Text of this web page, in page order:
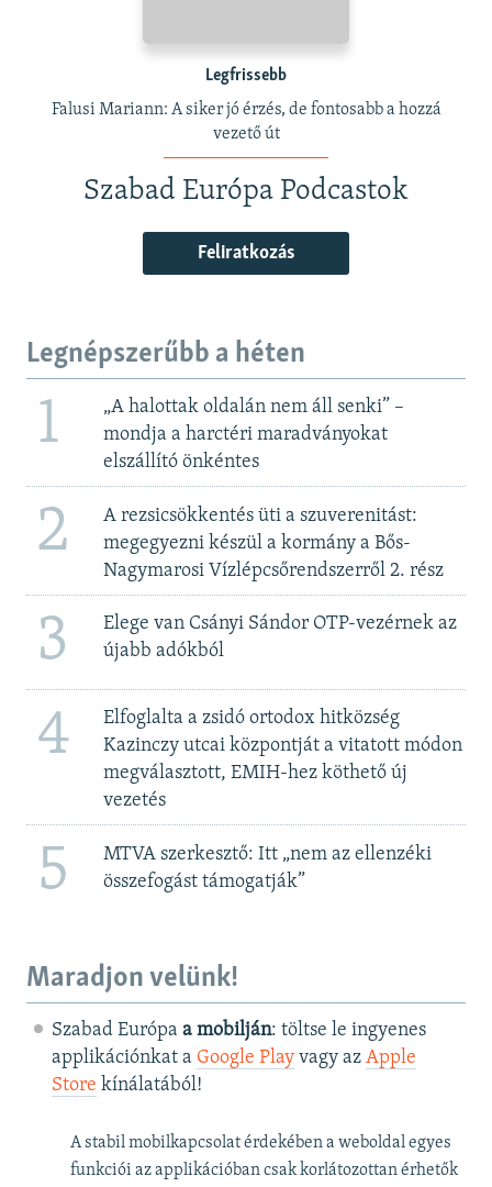
Legfrissebb
Falusi Mariann: A siker jó érzés, de fontosabb a hozzá
vezető út
Szabad Európa Podcastok
Feliratkozás
Legnépszerűbb a héten
1
„A halottak oldalán nem áll senki” –
mondja a harctéri maradványokat
elszállító önkéntes
2
A rezsicsökkentés üti a szuverenitást:
megegyezni készül a kormány a Bős-
Nagymarosi Vízlépcsőrendszerről 2. rész
3
Elege van Csányi Sándor OTP-vezérnek az
újabb adókból
4
Elfoglalta a zsidó ortodox hitközség
Kazinczy utcai központját a vitatott módon
megválasztott, EMIH-hez köthető új
vezetés
5
MTVA szerkesztő: Itt „nem az ellenzéki
összefogást támogatják”
Maradjon velünk!
Szabad Európa a mobilján: töltse le ingyenes
applikációnkat a Google Playvagy az Apple
Store kínálatából!
A stabil mobilkapcsolat érdekében a weboldal egyes
funkciói az applikációban csak korlátozottan érhetők